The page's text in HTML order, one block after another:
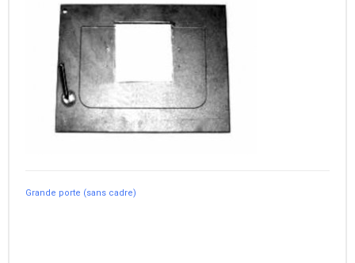
Grande porte (sans cadre)